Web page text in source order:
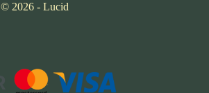
© 2026 - Lucid